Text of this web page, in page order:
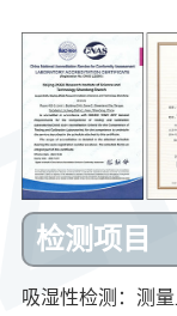
检测项目
吸湿性检测：测